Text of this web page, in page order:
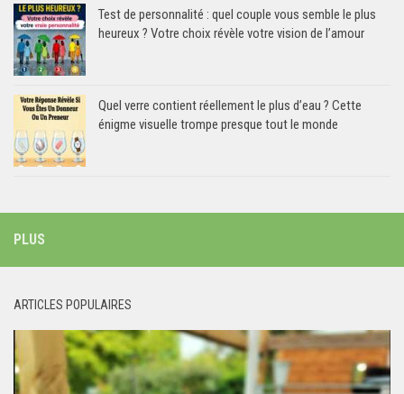
Test de personnalité : quel couple vous semble le plus
heureux ? Votre choix révèle votre vision de l’amour
Quel verre contient réellement le plus d’eau ? Cette
énigme visuelle trompe presque tout le monde
PLUS
ARTICLES POPULAIRES